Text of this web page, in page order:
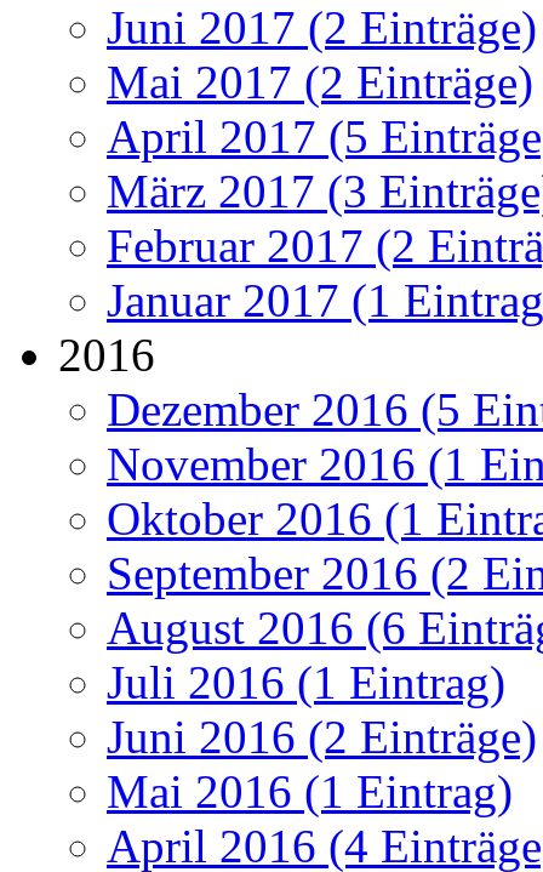
Juni 2017 (2 Einträge)
Mai 2017 (2 Einträge)
April 2017 (5
März 2017 (3
Februar 2017 (2
Januar 2017 (1
2016
Dezember 2016 (5
November 2016 (1
Oktober 2016 (1
September 2016 (2
August 2016 (6
Juli 2016 (1 Eintrag)
Juni 2016 (2 Einträge)
Mai 2016 (1 Eintrag)
April 2016 (4